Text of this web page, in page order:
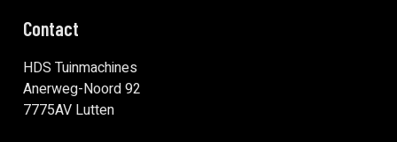
Contact
HDS Tuinmachines
Anerweg-Noord 92
7775AV Lutten